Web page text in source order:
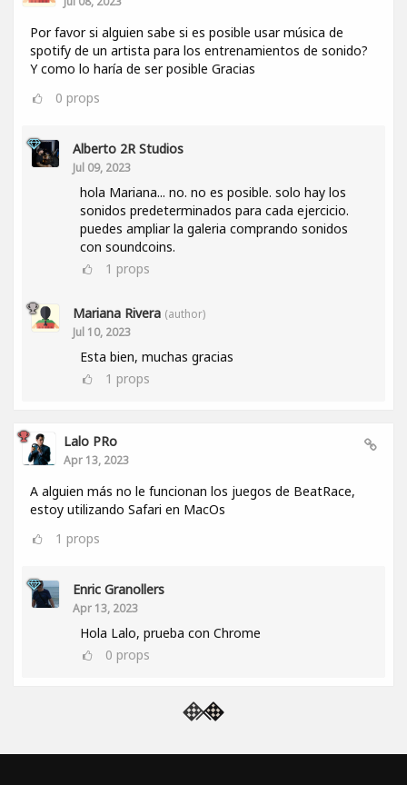
Por favor si alguien sabe si es posible usar música de
spotify de un artista para los entrenamientos de sonido?
Y como lo haría de ser posible Gracias
0 props
Alberto 2R Studios
Jul 09, 2023
hola Mariana... no. no es posible. solo hay los
sonidos predeterminados para cada ejercicio.
puedes ampliar la galeria comprando sonidos
con soundcoins.
1 props
Mariana Rivera (author)
Jul 10, 2023
Esta bien, muchas gracias
1 props
Lalo PRo
Apr 13, 2023
A alguien más no le funcionan los juegos de BeatRace,
estoy utilizando Safari en MacOs
1 props
Enric Granollers
Apr 13, 2023
Hola Lalo, prueba con Chrome
0 props